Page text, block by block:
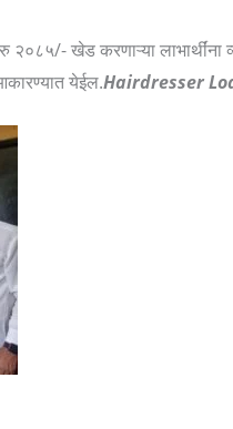
२०८५/- खेड करणाऱ्या
येईल.Hairdresser